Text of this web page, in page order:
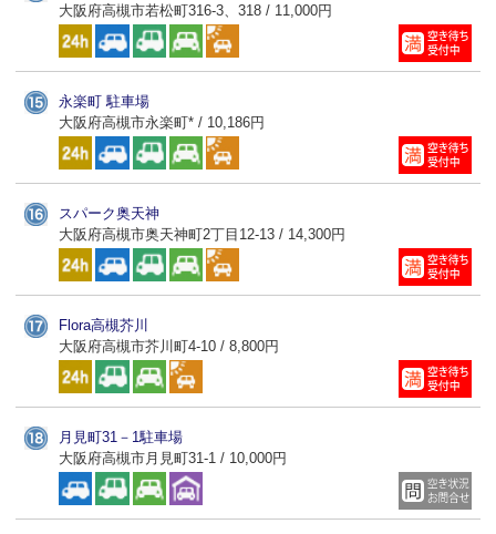
大阪府高槻市若松町316-3、318 / 11,000円
永楽町 駐車場
大阪府高槻市永楽町* / 10,186円
スパーク奥天神
大阪府高槻市奥天神町2丁目12-13 / 14,300円
Flora高槻芥川
大阪府高槻市芥川町4-10 / 8,800円
月見町31－1駐車場
大阪府高槻市月見町31-1 / 10,000円